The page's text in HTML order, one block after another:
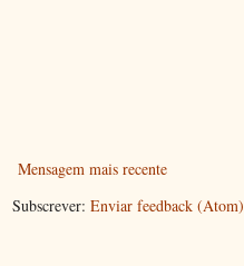
Mensagem mais recente
Subscrever: Enviar feedback (Atom)